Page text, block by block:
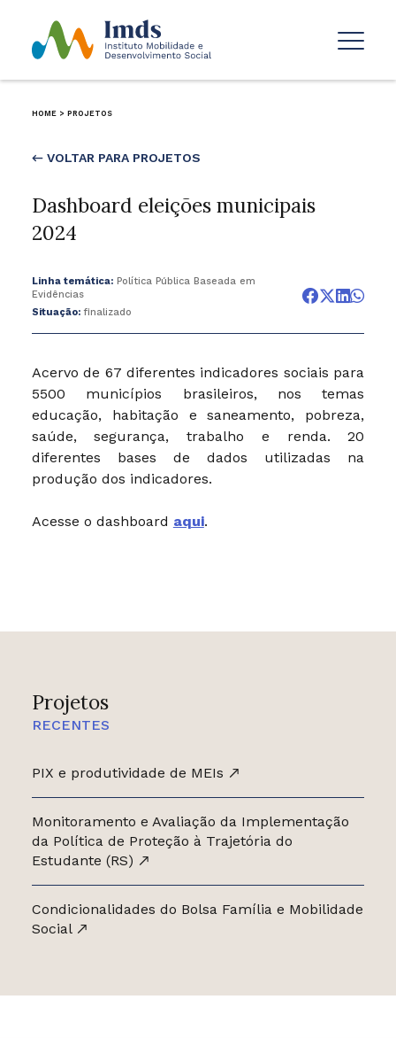
Projetos
RECENTES
PIX e produtividade de MEIs
Monitoramento e Avaliação da Implementação
da Política de Proteção à Trajetória do
Estudante (RS)
Condicionalidades do Bolsa Família e Mobilidade
Social
HOME > PROJETOS
← VOLTAR PARA PROJETOS
Dashboard eleições municipais
2024
Linha temática:Política Pública Baseada em
Evidências
Situação:finalizado
Acervo de 67 diferentes indicadores sociais para
5500 municípios brasileiros, nos temas
educação, habitação e saneamento, pobreza,
saúde, segurança, trabalho e renda. 20
diferentes bases de dados utilizadas na
produção dos indicadores.
Acesse o dashboard aqui.